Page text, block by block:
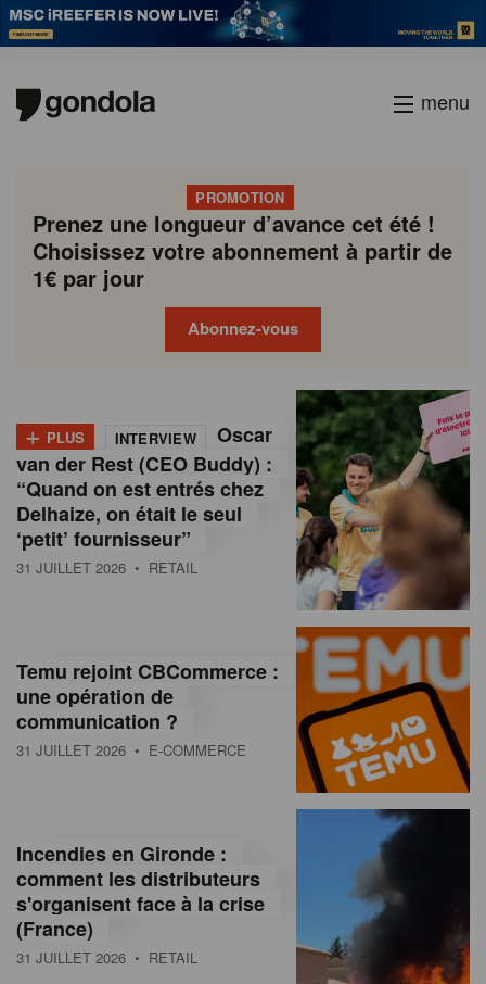
menu
PROMOTION
Prenez une longueur d’avance cet été !
Choisissez votre abonnement à partir de
1€ par jour
Abonnez-vous
o
n
d
o
M
a
g
n
e
+ PLUS INTERVIEW
Oscar
van der Rest (CEO Buddy) :
“Quand on est entrés chez
Delhaize, on était le seul
‘petit’ fournisseur”
31 JUILLET 2026 • RETAIL
Temu rejoint CBCommerce :
une opération de
communication ?
31 JUILLET 2026 • E-COMMERCE
Incendies en Gironde :
comment les distributeurs
s'organisent face à la crise
(France)
31 JUILLET 2026 • RETAIL